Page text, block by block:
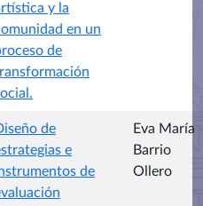
y la
en un
de
de
e
de
Eva María
Barrio
Ollero